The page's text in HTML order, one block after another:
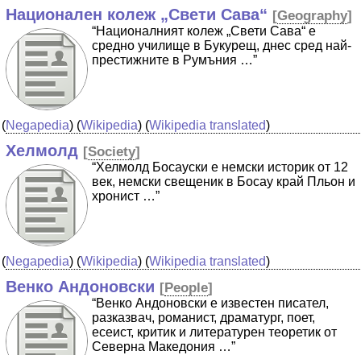
Национален колеж „Свети Сава“ [Geography]
“Националният колеж „Свети Сава“ е
средно училище в Букурещ, днес сред най-
престижните в Румъния …”
(Negapedia) (Wikipedia) (Wikipedia translated)
Хелмолд [Society]
“Хелмолд Босауски е немски историк от 12
век, немски свещеник в Босау край Пльон и
хронист …”
(Negapedia) (Wikipedia) (Wikipedia translated)
Венко Андоновски [People]
“Венко Андоновски е известен писател,
разказвач, романист, драматург, поет,
есеист, критик и литературен теоретик от
Северна Македония …”